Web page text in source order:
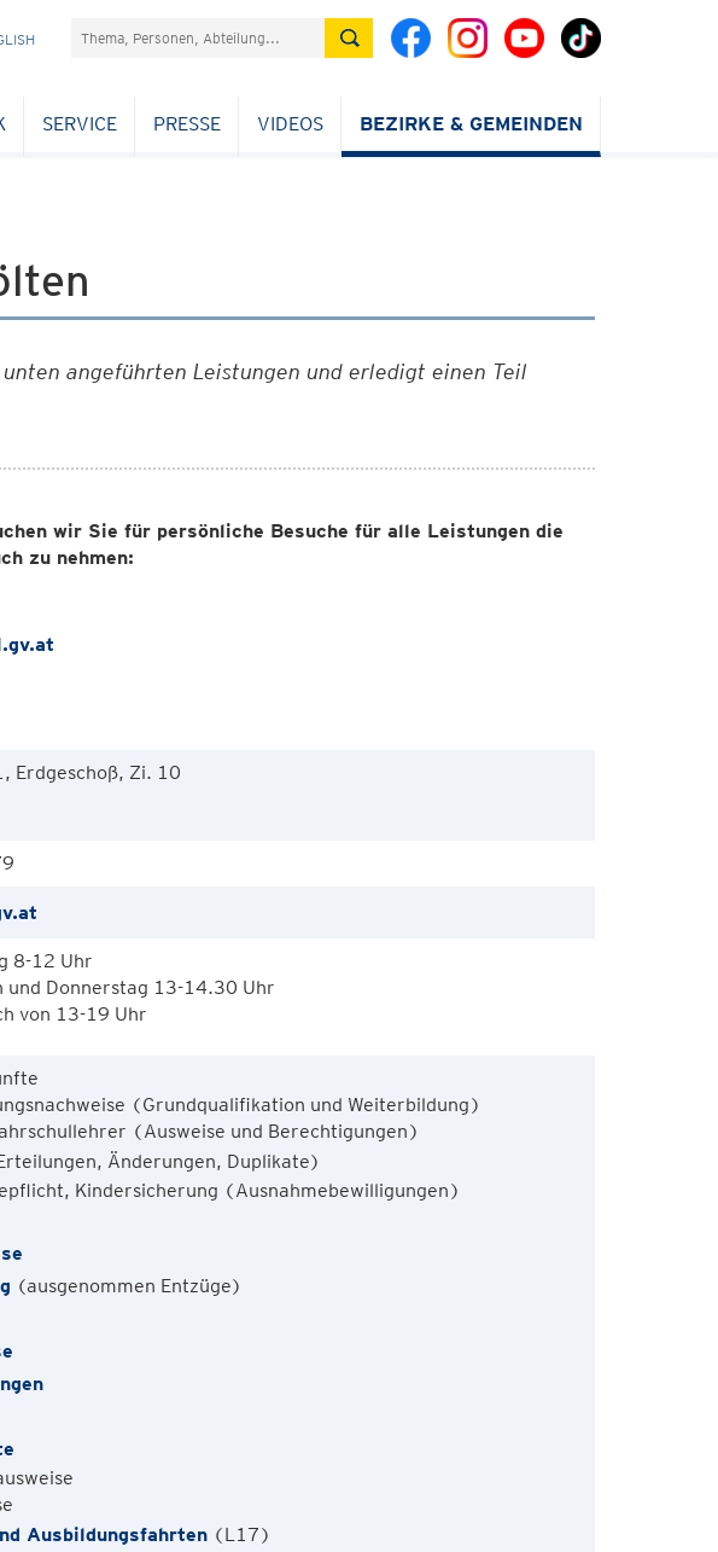
Suchefeld
SERVICE PRESSE VIDEOS BEZIRKE & GEMEINDEN
angeführten Leistungen und erledigt einen Teil
wir Sie für persönliche Besuche für alle Leistungen die
zu nehmen:
Erdgeschoß, Zi. 10
8-12 Uhr
und Donnerstag 13-14.30 Uhr
von 13-19 Uhr
(Grundqualifikation und Weiterbildung)
(Ausweise und Berechtigungen)
Änderungen, Duplikate)
Kindersicherung (Ausnahmebewilligungen)
(ausgenommen Entzüge)
Ausbildungsfahrten(L17)